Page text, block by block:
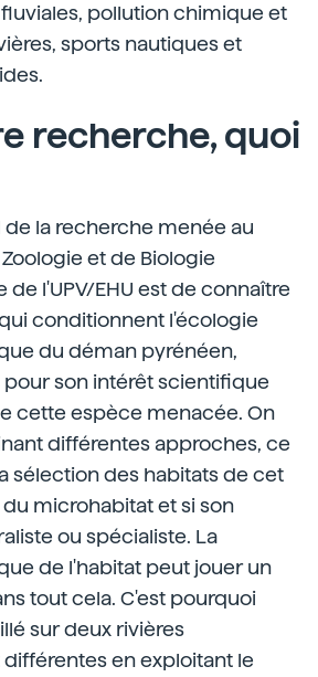
pollution chimique et
sports nautiques et
recherche, quoi
la recherche menée au
et de Biologie
de l'UPV/EHU est de connaître
conditionnent l'écologie
du déman pyrénéen,
son intérêt scientifique
cette espèce menacée. On
différentes approches, ce
sélection des habitats de cet
microhabitat et si son
ou spécialiste. La
de l'habitat peut jouer un
tout cela. C'est pourquoi
sur deux rivières
en exploitant le